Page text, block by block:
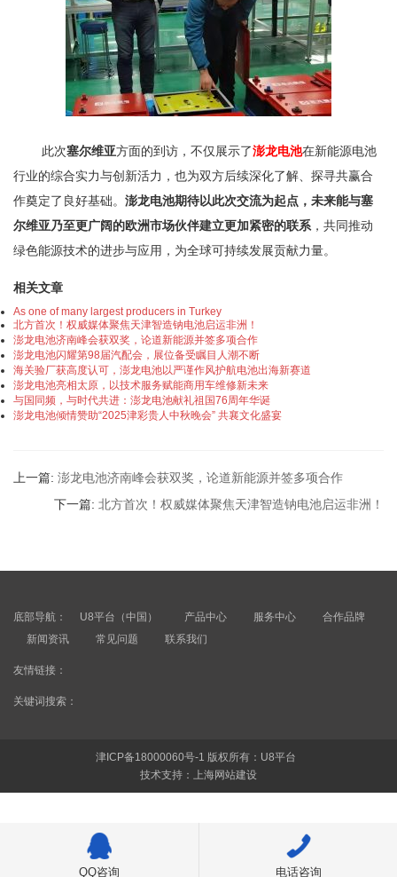
此次塞尔维亚方面的到访，不仅展示了澎龙电池在新能源电池
行业的综合实力与创新活力，也为双方后续深化了解、探寻共赢合
作奠定了良好基础。 澎龙电池期待以此次交流为起点，未来能与塞
尔维亚乃至更广阔的欧洲市场伙伴建立更加紧密的联系 ，共同推动
绿色能源技术的进步与应用，为全球可持续发展贡献力量。
相关文章
As one of many largest producers in Turkey
北方首次！权威媒体聚焦天津智造钠电池启运非洲！
澎龙电池济南峰会获双奖，论道新能源并签多项合作
澎龙电池闪耀第98届汽配会，展位备受瞩目人潮不断
海关验厂获高度认可，澎龙电池以严谨作风护航电池出海新赛道
澎龙电池亮相太原，以技术服务赋能商用车维修新未来
与国同频，与时代共进：澎龙电池献礼祖国76周年华诞
澎龙电池倾情赞助“2025津彩贵人中秋晚会” 共襄文化盛宴​
上一篇: 澎龙电池济南峰会获双奖，论道新能源并签多项合作
下一篇: 北方首次！权威媒体聚焦天津智造钠电池启运非洲！
底部导航： U8平台（中国） 产品中心 服务中心
合作品牌
新闻资讯
常见问题 联系我们
友情链接：
关键词搜索：
津ICP备18000060号-1 版权所有：U8平台
技术支持：
上海网站建设
QQ咨询 电话咨询
U8在线平台（中国）官网 U8在线注册|U8网页版页面登